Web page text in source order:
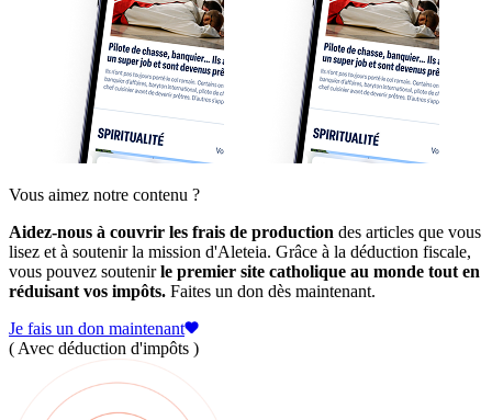
Vous aimez notre contenu ?
Aidez-nous à couvrir les frais de production des articles que vous
lisez et à soutenir la mission d'Aleteia. Grâce à la déduction fiscale,
vous pouvez soutenirle premier site catholique au monde tout en
réduisant vos impôts. Faites un don dès maintenant.
Je fais un don maintenant
( Avec déduction d'impôts )